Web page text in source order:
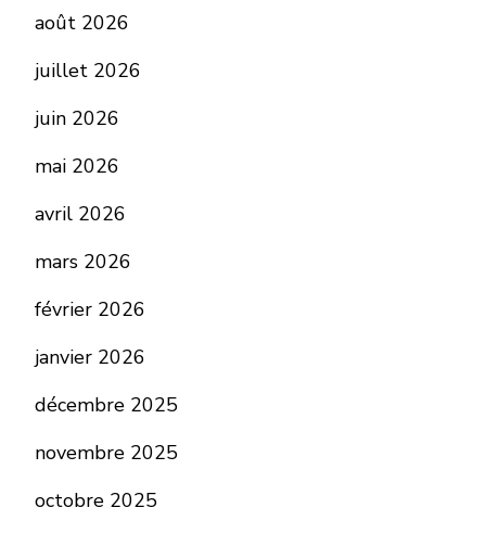
août 2026
juillet 2026
juin 2026
mai 2026
avril 2026
mars 2026
février 2026
janvier 2026
décembre 2025
novembre 2025
octobre 2025